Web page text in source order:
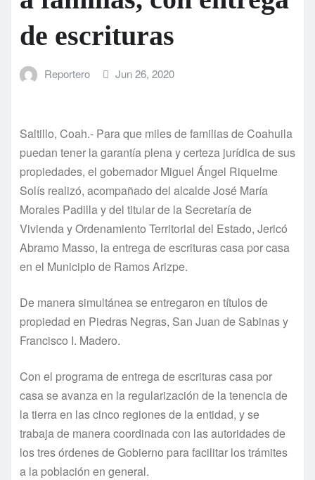
de escrituras
Reportero Jun 26, 2020
Saltillo, Coah.- Para que miles de familias de Coahuila
puedan tener la garantía plena y certeza jurídica de sus
propiedades, el gobernador Miguel Ángel Riquelme
Solís realizó, acompañado del alcalde José María
Morales Padilla y del titular de la Secretaría de
Vivienda y Ordenamiento Territorial del Estado, Jericó
Abramo Masso, la entrega de escrituras casa por casa
en el Municipio de Ramos Arizpe.
De manera simultánea se entregaron en títulos de
propiedad en Piedras Negras, San Juan de Sabinas y
Francisco I. Madero.
Con el programa de entrega de escrituras casa por
casa se avanza en la regularización de la tenencia de
la tierra en las cinco regiones de la entidad, y se
trabaja de manera coordinada con las autoridades de
los tres órdenes de Gobierno para facilitar los trámites
a la población en general.